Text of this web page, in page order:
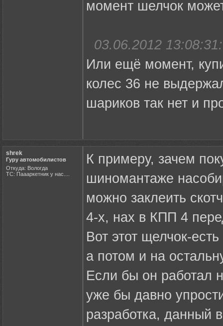
момент шелчок
03.06.2012 13:08:31:
Или ещё момент,
колес 36 не
шариков так нет и
shrek
Гуру автомобилистов
Откуда: Вологда
ТС: Паааркетник у нас....
К примеру, зачем
шиномантаже
можно заклеить
4-х, нах в КПП 4
Вот этот щелчок-
а потом и на
Если бы он работал
уже бы давно
разработка, данный